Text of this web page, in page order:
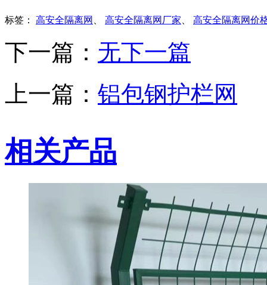
标签： 高安全隔离网 、 高安全隔离网厂家、 高安全隔离网价
下一篇： 无下一篇
上一篇： 铝包钢护栏网
相关产品